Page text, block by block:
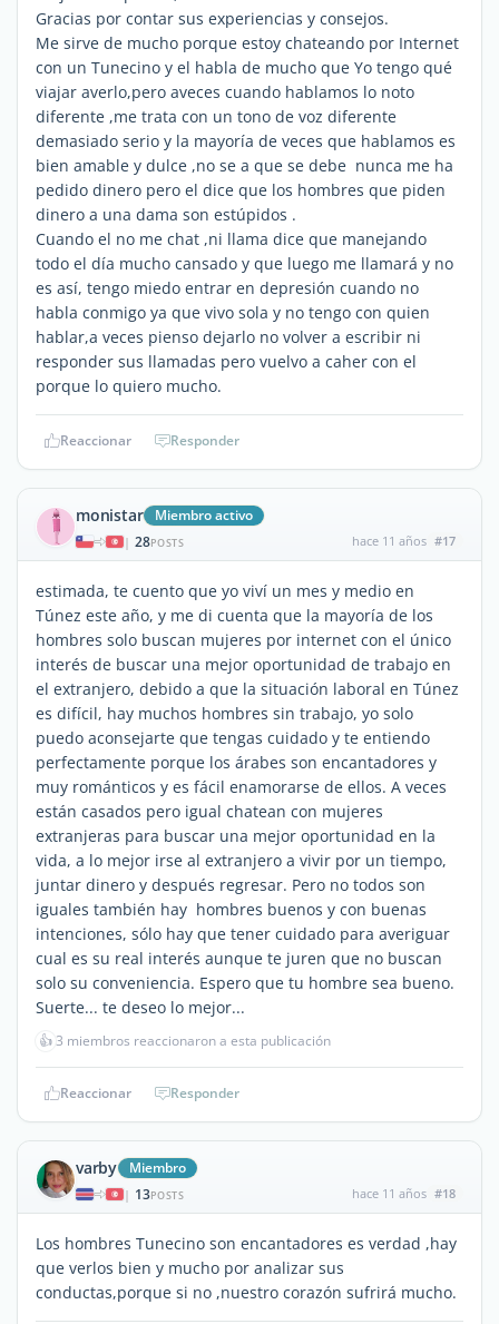
Gracias por contar sus experiencias y consejos.
Me sirve de mucho porque estoy chateando por Internet
con un Tunecino y el habla de mucho que Yo tengo qué
viajar averlo,pero aveces cuando hablamos lo noto
diferente ,me trata con un tono de voz diferente
demasiado serio y la mayoría de veces que hablamos es
bien amable y dulce ,no se a que se debe nunca me ha
pedido dinero pero el dice que los hombres que piden
dinero a una dama son estúpidos .
Cuando el no me chat ,ni llama dice que manejando
todo el día mucho cansado y que luego me llamará y no
es así, tengo miedo entrar en depresión cuando no
habla conmigo ya que vivo sola y no tengo con quien
hablar,a veces pienso dejarlo no volver a escribir ni
responder sus llamadas pero vuelvo a caher con el
porque lo quiero mucho.
Reaccionar Responder
monistar Miembro activo
| 28POSTS hace 11 años #17
estimada, te cuento que yo viví un mes y medio en
Túnez este año, y me di cuenta que la mayoría de los
hombres solo buscan mujeres por internet con el único
interés de buscar una mejor oportunidad de trabajo en
el extranjero, debido a que la situación laboral en Túnez
es difícil, hay muchos hombres sin trabajo, yo solo
puedo aconsejarte que tengas cuidado y te entiendo
perfectamente porque los árabes son encantadores y
muy románticos y es fácil enamorarse de ellos. A veces
están casados pero igual chatean con mujeres
extranjeras para buscar una mejor oportunidad en la
vida, a lo mejor irse al extranjero a vivir por un tiempo,
juntar dinero y después regresar. Pero no todos son
iguales también hay hombres buenos y con buenas
intenciones, sólo hay que tener cuidado para averiguar
cual es su real interés aunque te juren que no buscan
solo su conveniencia. Espero que tu hombre sea bueno.
Suerte... te deseo lo mejor...
👍3 miembros reaccionaron a esta publicación
Reaccionar Responder
varby Miembro
| 13POSTS hace 11 años #18
Los hombres Tunecino son encantadores es verdad ,hay
que verlos bien y mucho por analizar sus
conductas,porque si no ,nuestro corazón sufrirá mucho.